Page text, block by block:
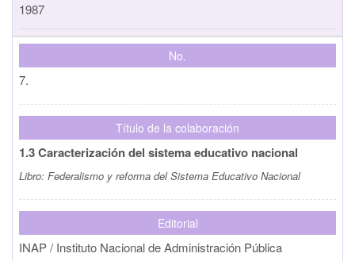
1987
No.
7.
Título de la colaboración
1.3 Caracterización del sistema educativo nacional
Libro: Federalismo y reforma del Sistema Educativo Nacional
Editorial
INAP / Instituto Nacional de Administración Pública